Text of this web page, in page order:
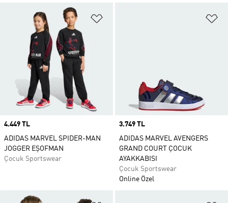
Price
4.449 TL
ADIDAS MARVEL SPIDER-MAN
JOGGER EŞOFMAN
Çocuk Sportswear
Price
3.749 TL
ADIDAS MARVEL AVENGERS
GRAND COURT ÇOCUK
AYAKKABISI
Çocuk Sportswear
Online Özel